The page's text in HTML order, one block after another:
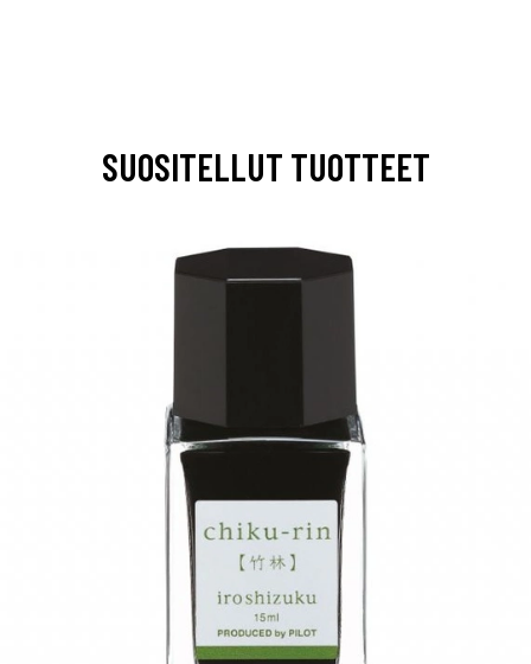
SUOSITELLUT TUOTTEET